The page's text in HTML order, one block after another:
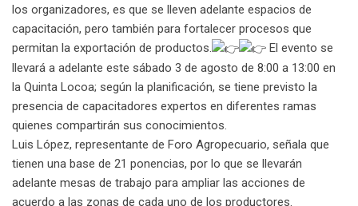
los organizadores, es que se lleven adelante espacios de
capacitación, pero también para fortalecer procesos que
permitan la exportación de productos.
El evento se
llevará a adelante este sábado 3 de agosto de 8:00 a 13:00 en
la Quinta Locoa; según la planificación, se tiene previsto la
presencia de capacitadores expertos en diferentes ramas
quienes compartirán sus conocimientos.
Luis López, representante de Foro Agropecuario, señala que
tienen una base de 21 ponencias, por lo que se llevarán
adelante mesas de trabajo para ampliar las acciones de
acuerdo a las zonas de cada uno de los productores.